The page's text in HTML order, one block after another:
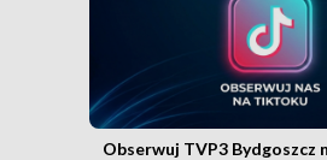
Obserwuj TVP3 Bydgoszcz